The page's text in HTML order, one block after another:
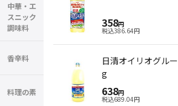
中華・エ
スニック
調味料
香辛料
料理の素
358円
税込386.64円
日清オイリオグル
g
638円
税込689.04円